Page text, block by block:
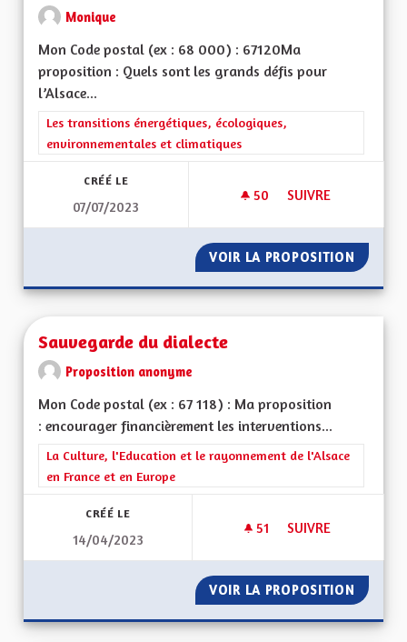
Monique
Mon Code postal (ex : 68 000) : 67120Ma
proposition : Quels sont les grands défis pour
l’Alsace...
Filtrer les résultats de la catégorie : Les transitions
Les transitions énergétiques, écologiques,
environnementales et climatiques
CRÉÉ LE
07/07/2023
50 50 ABONNÉS
SUIVRE
VOIR LA PROPOSITION
Sauvegarde du dialecte
Proposition anonyme
Mon Code postal (ex : 67 118) : Ma proposition
: encourager financièrement les interventions...
Filtrer les résultats de la catégorie : La Culture, l'Education et
La Culture, l'Education et le rayonnement de l'Alsace
en France et en Europe
CRÉÉ LE
14/04/2023
51 51 ABONNÉS
SUIVRE
VOIR LA PROPOSITION